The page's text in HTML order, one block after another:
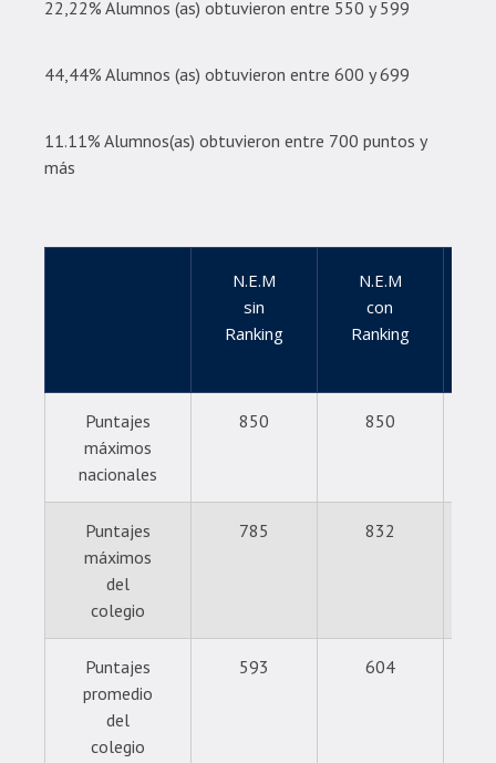
22,22% Alumnos (as) obtuvieron entre 550 y 599
44,44% Alumnos (as) obtuvieron entre 600 y 699
11.11% Alumnos(as) obtuvieron entre 700 puntos y
más
N.E.M
sin
Ranking
N.E.M
con
Ranking
Puntajes
máximos
nacionales
850 850
Puntajes
máximos
del
colegio
785 832
Puntajes
promedio
del
colegio
593 604